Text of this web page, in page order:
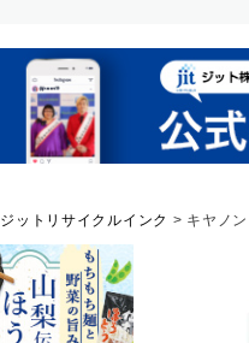
ジットリサイクルインク キヤノ